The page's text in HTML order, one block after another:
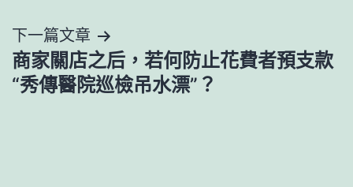
覽
下一篇文章
商家關店之后，若何防止花費者預支款
“秀傳醫院巡檢吊水漂”？